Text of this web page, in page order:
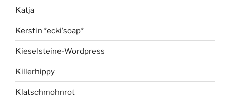
Katja
Kerstin *ecki'soap*
Kieselsteine-Wordpress
Killerhippy
Klatschmohnrot